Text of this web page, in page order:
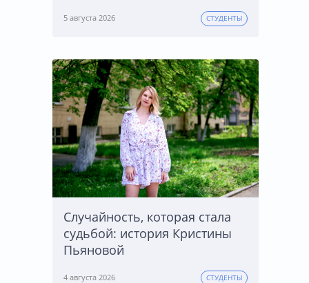
5 августа 2026 СТУДЕНТЫ
Случайность, которая стала
судьбой: история Кристины
Пьяновой
4 августа 2026 СТУДЕНТЫ